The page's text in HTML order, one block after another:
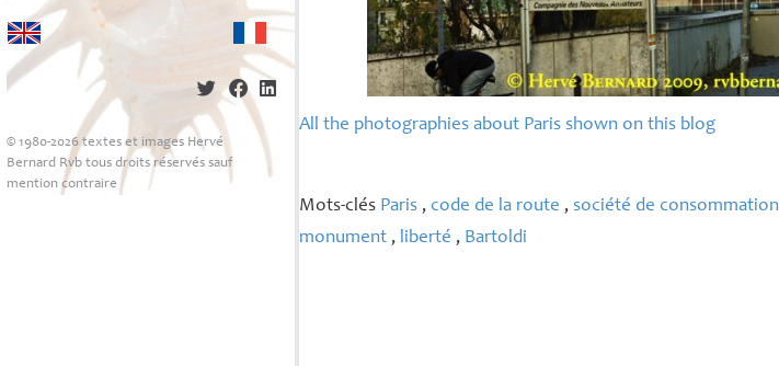
© 1980-2026 textes et images Hervé
Bernard Rvb tous droits réservés sauf
mention contraire
All the photographies about Paris shown on this blog
Mots-clés Paris ,code de la route ,société de consommation
monument , liberté , Bartoldi